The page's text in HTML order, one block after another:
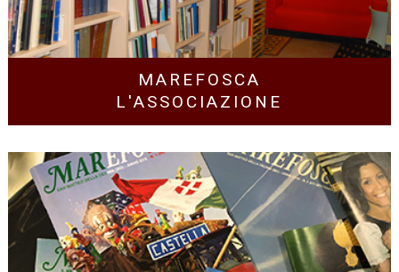
MAREFOSCA
L'ASSOCIAZIONE